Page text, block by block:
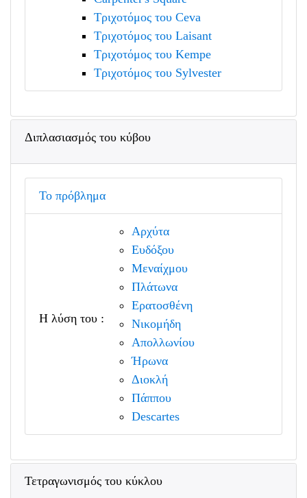
Τριχοτόμος του Ceva
Τριχοτόμος του Laisant
Τριχοτόμος του Kempe
Τριχοτόμος του Sylvester
Διπλασιασμός του κύβου
Το πρόβλημα
Η λύση του :
Αρχύτα
Ευδόξου
Μεναίχμου
Πλάτωνα
Ερατοσθένη
Νικομήδη
Απολλωνίου
Ήρωνα
Διοκλή
Πάππου
Descartes
Τετραγωνισμός του κύκλου